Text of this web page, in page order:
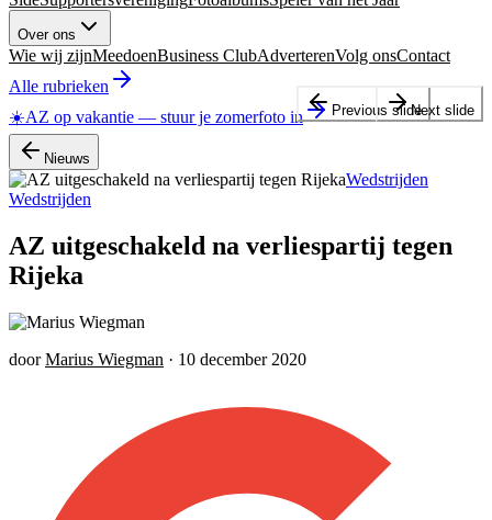
Over ons
Wie wij zijnMeedoenBusiness ClubAdverterenVolg onsContact
Alle rubrieken
☀️AZ op vakantie — stuur je zomerfoto in
Nieuws
Wedstrijden
Wedstrijden
AZ uitgeschakeld na verliespartij tegen
Rijeka
door Marius Wiegman · 10 december 2020
Previous slideNext slide